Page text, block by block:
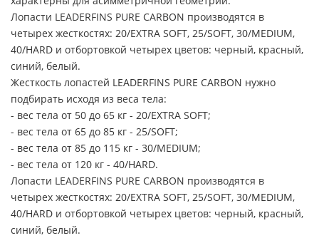
Лопасти LEADERFINS PURE CARBON производятся в
четырех жесткостях: 20/EXTRA SOFT, 25/SOFT, 30/MEDIUM,
40/HARD и отбортовкой четырех цветов: черный, красный,
синий, белый.
Жесткость лопастей LEADERFINS PURE CARBON нужно
подбирать исходя из веса тела:
- вес тела от 50 до 65 кг - 20/EXTRA SOFT;
- вес тела от 65 до 85 кг - 25/SOFT;
- вес тела от 85 до 115 кг - 30/MEDIUM;
- вес тела от 120 кг - 40/HARD.
Лопасти LEADERFINS PURE CARBON производятся в
четырех жесткостях: 20/EXTRA SOFT, 25/SOFT, 30/MEDIUM,
40/HARD и отбортовкой четырех цветов: черный, красный,
синий, белый.